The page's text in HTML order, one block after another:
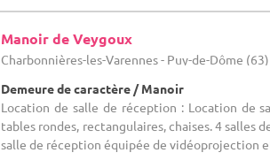
Manoir de Veygoux
Charbonnières-les-Varennes - Puy-de-Dôme (63)
Demeure de caractère / Manoir
Location de salle de réception : Location de
tables rondes, rectangulaires, chaises. 4 salles
salle de réception équipée de vidéoprojection